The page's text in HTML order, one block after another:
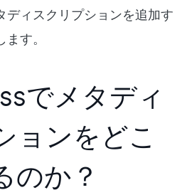
ディスクリプションを追加す
す。
でメタディ
ョンをどこ
のか？